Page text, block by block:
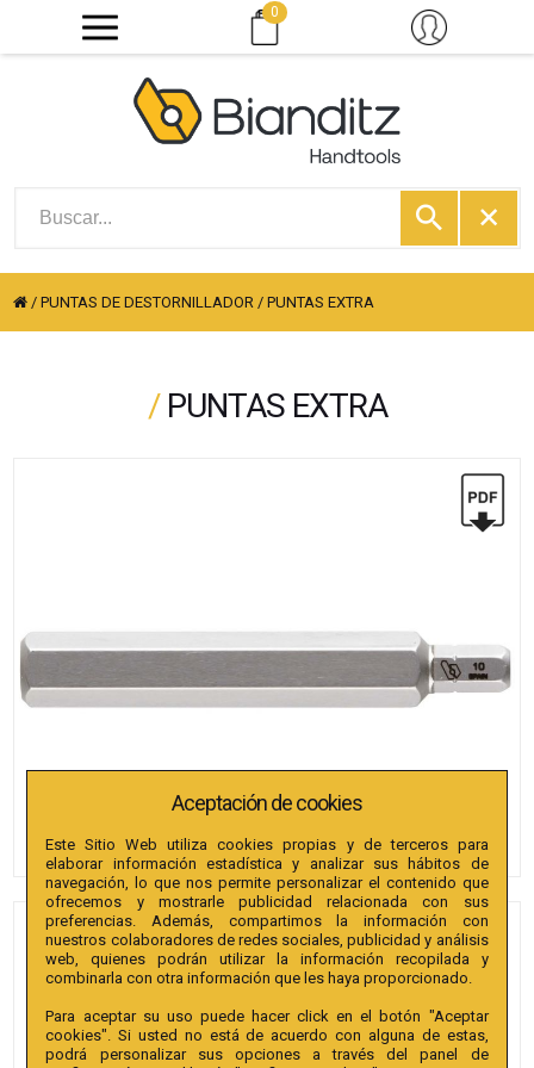
0
/PUNTAS DE DESTORNILLADOR /PUNTAS EXTRA
/ PUNTAS EXTRA
PUNTAS BIANDITZ
HEXAGONAL 10 X 115MM
Referencia:242414
Aceptación de cookies
Este Sitio Web utiliza cookies propias y de terceros para
elaborar información estadística y analizar sus hábitos de
navegación, lo que nos permite personalizar el contenido que
ofrecemos y mostrarle publicidad relacionada con sus
preferencias. Además, compartimos la información con
nuestros colaboradores de redes sociales, publicidad y análisis
web, quienes podrán utilizar la información recopilada y
combinarla con otra información que les haya proporcionado.
Para aceptar su uso puede hacer click en el botón "Aceptar
cookies". Si usted no está de acuerdo con alguna de estas,
podrá personalizar sus opciones a través del panel de